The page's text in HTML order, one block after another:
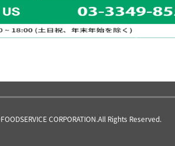
CORPORATION.All Rights Reserved.